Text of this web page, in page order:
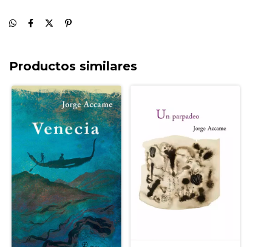
Productos similares